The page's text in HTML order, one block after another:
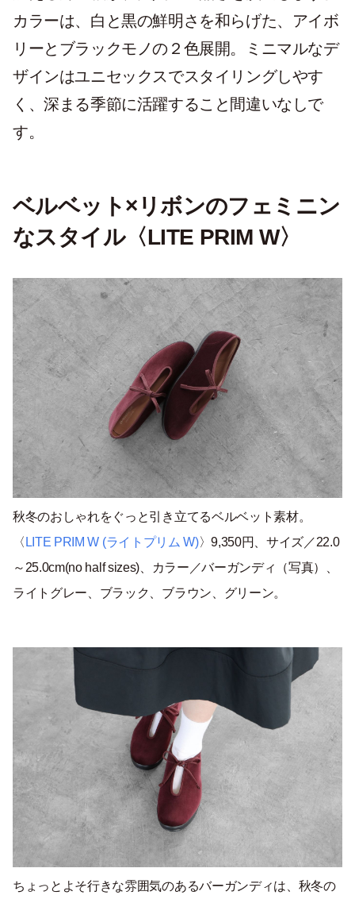
カラーは、白と黒の鮮明さを和らげた、アイボ
リーとブラックモノの２色展開。ミニマルなデ
ザインはユニセックスでスタイリングしやす
く、深まる季節に活躍すること間違いなしで
す。
ベルベット×リボンのフェミニン
なスタイル〈LITE PRIM W〉
秋冬のおしゃれをぐっと引き立てるベルベット素材。
〈 LITE PRIM W (ライトプリム W)〉9,350円、サイズ／22.0
～25.0cm(no half sizes)、カラー／バーガンディ（写真）、
ライトグレー、ブラック、ブラウン、グリーン。
ちょっとよそ行きな雰囲気のあるバーガンディは、秋冬の